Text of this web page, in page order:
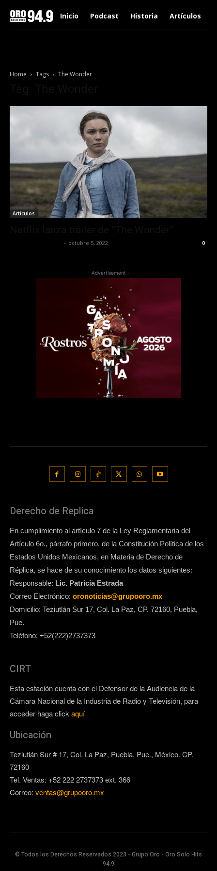
Inicio Podcast Historia Artículos
Home Tags The Wonder
Artículos
- octubre 5, 2022 0
- Advertisement -
Derecho de Replica
En cumplimiento al artículo 7 de la Ley Reglamentaria del
Artículo 6o., párrafo primero, de la Constitución Política de los
Estados Unidos Mexicanos, en Materia de Derecho de
Réplica, se hace de su conocimiento los datos siguientes:
Responsable: Lic. Patricia Estrada
Correo Electrónico: oronoticias@grupooro.mx
Domicilio: Teziutlán Sur 17, Col. La Paz, CP. 72160, Puebla,
Pue.
Teléfono: +52(222)2737373
CIRT
Esta estación cuenta con el Defensor de la Audiencia de la
Cámara Nacional de la Industria de Radio y Televisión, para
acceder haga click aquí
Ubicación
Teziutlán Sur # 17, Col. La Paz, Puebla, Pue., México. CP.
72160
Tel. Ventas: +52 222 2737373 ext. 366
Correo: ventas@grupooro.mx
© Todos los Derechos Reservados 2023 - Grupo Oro - Oro Solo Hits
94.9